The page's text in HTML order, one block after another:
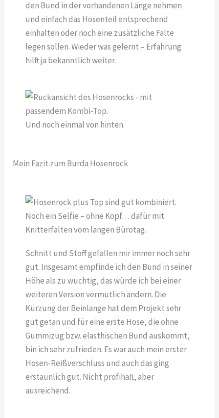
den Bund in der vorhandenen Länge nehmen
und einfach das Hosenteil entsprechend
einhalten oder noch eine zusätzliche Falte
legen sollen. Wieder was gelernt – Erfahrung
hilft ja bekanntlich weiter.
Und noch einmal von hinten.
Mein Fazit zum Burda Hosenrock
Noch ein Selfie – ohne Kopf… dafür mit
Knitterfalten vom langen Bürotag.
Schnitt und Stoff gefallen mir immer noch sehr
gut. Insgesamt empfinde ich den Bund in seiner
Höhe als zu wuchtig, das würde ich bei einer
weiteren Version vermutlich ändern. Die
Kürzung der Beinlänge hat dem Projekt sehr
gut getan und für eine erste Hose, die ohne
Gummizug bzw. elasthischen Bund auskommt,
bin ich sehr zufrieden. Es war auch mein erster
Hosen-Reißverschluss und auch das ging
erstaunlich gut. Nicht profihaft, aber
ausreichend.